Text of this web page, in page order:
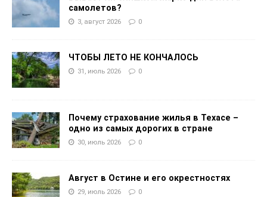
самолетов?
3, август 2026 0
ЧТОБЫ ЛЕТО НЕ КОНЧАЛОСЬ
31, июль 2026 0
Почему страхование жилья в Техасе –
одно из самых дорогих в стране
30, июль 2026 0
Август в Остине и его окрестностях
29, июль 2026 0